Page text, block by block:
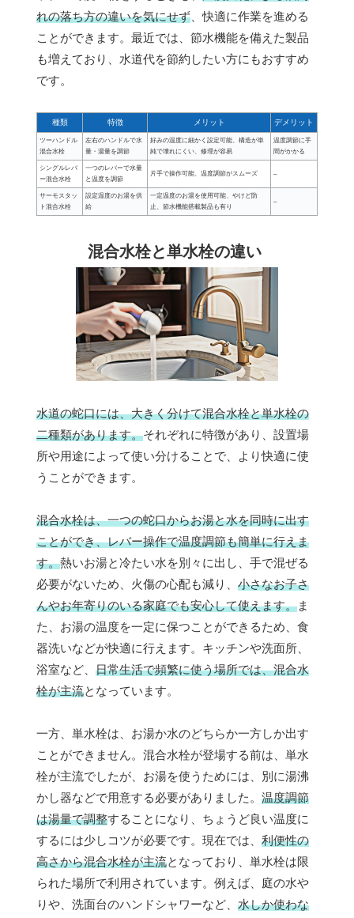
れの落ち方の違いを気にせず 、快適に作業を進める
ことができます。最近では、節水機能を備えた製品
も増えており、水道代を節約したい方にもおすすめ
です。
種類 特徴 メリット デメリット
ツーハンドル
混合水栓
左右のハンドルで水
量・湯量を調節
好みの温度に細かく設定可能、構造が単
純で壊れにくい、修理が容易
温度調節に手
間がかかる
シングルレバ
ー混合水栓
一つのレバーで水量
と温度を調節
片手で操作可能、温度調節がスムーズ –
サーモスタッ
ト混合水栓
設定温度のお湯を供
給
一定温度のお湯を使用可能、やけど防
止、節水機能搭載製品も有り
–
混合水栓と単水栓の違い
水道の蛇口には、大きく分けて混合水栓と単水栓の
二種類があります。それぞれに特徴があり、設置場
所や用途によって使い分けることで、より快適に使
うことができます。
混合水栓は、一つの蛇口からお湯と水を同時に出す
ことができ、レバー操作で温度調節も簡単に行えま
す。熱いお湯と冷たい水を別々に出し、手で混ぜる
必要がないため、火傷の心配も減り、 小さなお子さ
んやお年寄りのいる家庭でも安心して使えます。ま
た、お湯の温度を一定に保つことができるため、食
器洗いなどが快適に行えます。キッチンや洗面所、
浴室など、 日常生活で頻繁に使う場所では、混合水
栓が主流となっています。
一方、単水栓は、お湯か水のどちらか一方しか出す
ことができません。混合水栓が登場する前は、単水
栓が主流でしたが、お湯を使うためには、別に湯沸
かし器などで用意する必要がありました。 温度調節
は湯量で調整することになり、ちょうど良い温度に
するには少しコツが必要です。現在では、 利便性の
高さから混合水栓が主流となっており、単水栓は限
られた場所で利用されています。例えば、庭の水や
りや、洗面台のハンドシャワーなど、 水しか使わな